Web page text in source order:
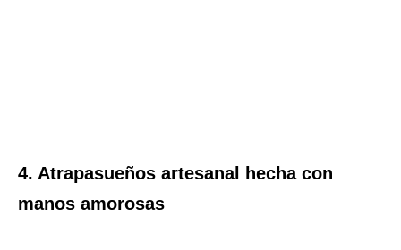
4. Atrapasueños artesanal hecha con
manos amorosas